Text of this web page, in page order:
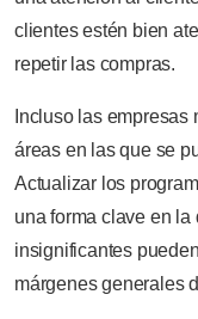
clientes estén bien
repetir las compras.
Incluso las
áreas en las que se
Actualizar los
una forma clave en
insignificantes
márgenes generales